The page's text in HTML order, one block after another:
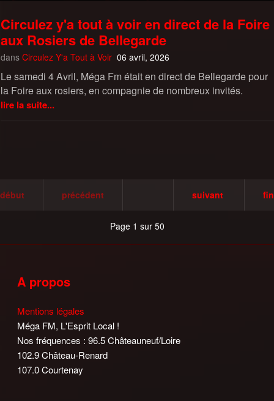
Circulez y'a tout à voir en direct de la Foire
aux Rosiers de Bellegarde
dans Circulez Y'a Tout à Voir 06 avril, 2026
Le samedi 4 Avril, Méga Fm était en direct de Bellegarde pour
la Foire aux rosiers, en compagnie de nombreux invités.
lire la suite...
début précédent suivant fin
Page 1 sur 50
A propos
Mentions légales
Méga FM, L'Esprit Local !
Nos fréquences : 96.5 Châteauneuf/Loire
102.9 Château-Renard
107.0 Courtenay